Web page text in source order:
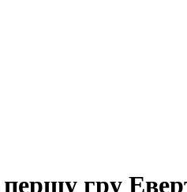
гру